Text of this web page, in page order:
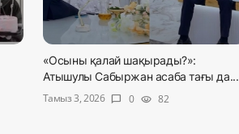
«Осыны қалай шақырады?»:
Атышулы Сабыржан асаба тағы да...
Тамыз 3, 2026 chat_bubble 0 visibility 82